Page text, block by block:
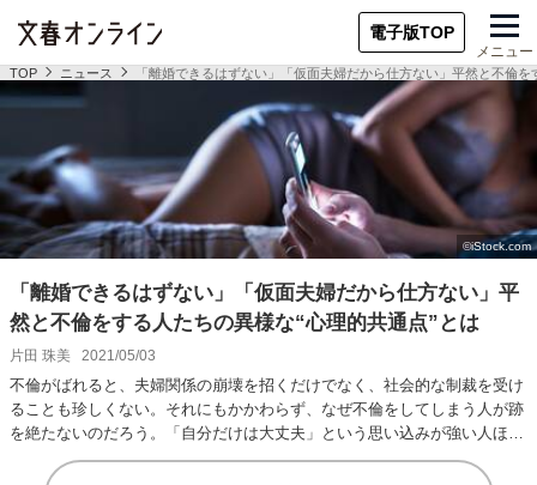
電子版TOP
メニュー
TOP ニュース 「離婚できるはずない」「仮面夫婦だから仕方ない」平然と不倫
「離婚できるはずない」「仮面夫婦だから仕方ない」平
然と不倫をする人たちの異様な“心理的共通点”とは
片田 珠美 2021/05/03
不倫がばれると、夫婦関係の崩壊を招くだけでなく、社会的な制裁を受け
ることも珍しくない。それにもかかわらず、なぜ不倫をしてしまう人が跡
を絶たないのだろう。「自分だけは大丈夫」という思い込みが強い人ほ
ど、不倫を繰り返し…